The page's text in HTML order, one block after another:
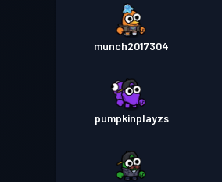
munch2017304
pumpkinplayzs